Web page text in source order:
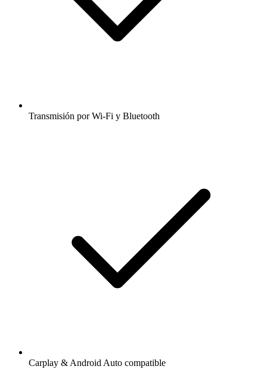
Transmisión por Wi-Fi y Bluetooth
Carplay & Android Auto compatible